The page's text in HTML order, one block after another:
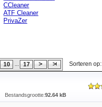
CCleaner
ATF Cleaner
PrivaZer
10 ... 17 Sorteren op:
Bestandsgrootte:92.64 kB